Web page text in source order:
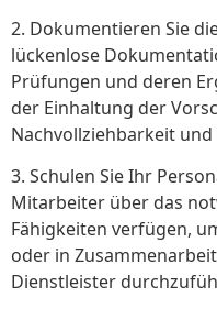
2. Dokumentieren Sie
lückenlose
Prüfungen und deren
der Einhaltung der
Nachvollziehbarkeit und
3. Schulen Sie Ihr
Mitarbeiter über das
Fähigkeiten verfügen,
oder in
Dienstleister